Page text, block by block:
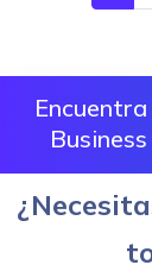
Encuentra